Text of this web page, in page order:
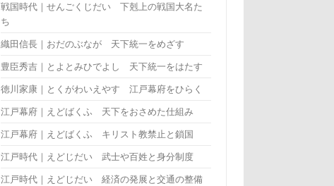
戦国時代｜せんごくじだい 下剋上の戦国大名た
ち
織田信長｜おだのぶなが 天下統一をめざす
豊臣秀吉｜とよとみひでよし 天下統一をはたす
徳川家康｜とくがわいえやす 江戸幕府をひらく
江戸幕府｜えどばくふ 天下をおさめた仕組み
江戸幕府｜えどばくふ キリスト教禁止と鎖国
江戸時代｜えどじだい 武士や百姓と身分制度
江戸時代｜えどじだい 経済の発展と交通の整備